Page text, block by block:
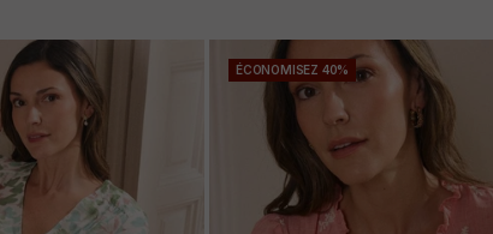
ÉCONOMISEZ 40%